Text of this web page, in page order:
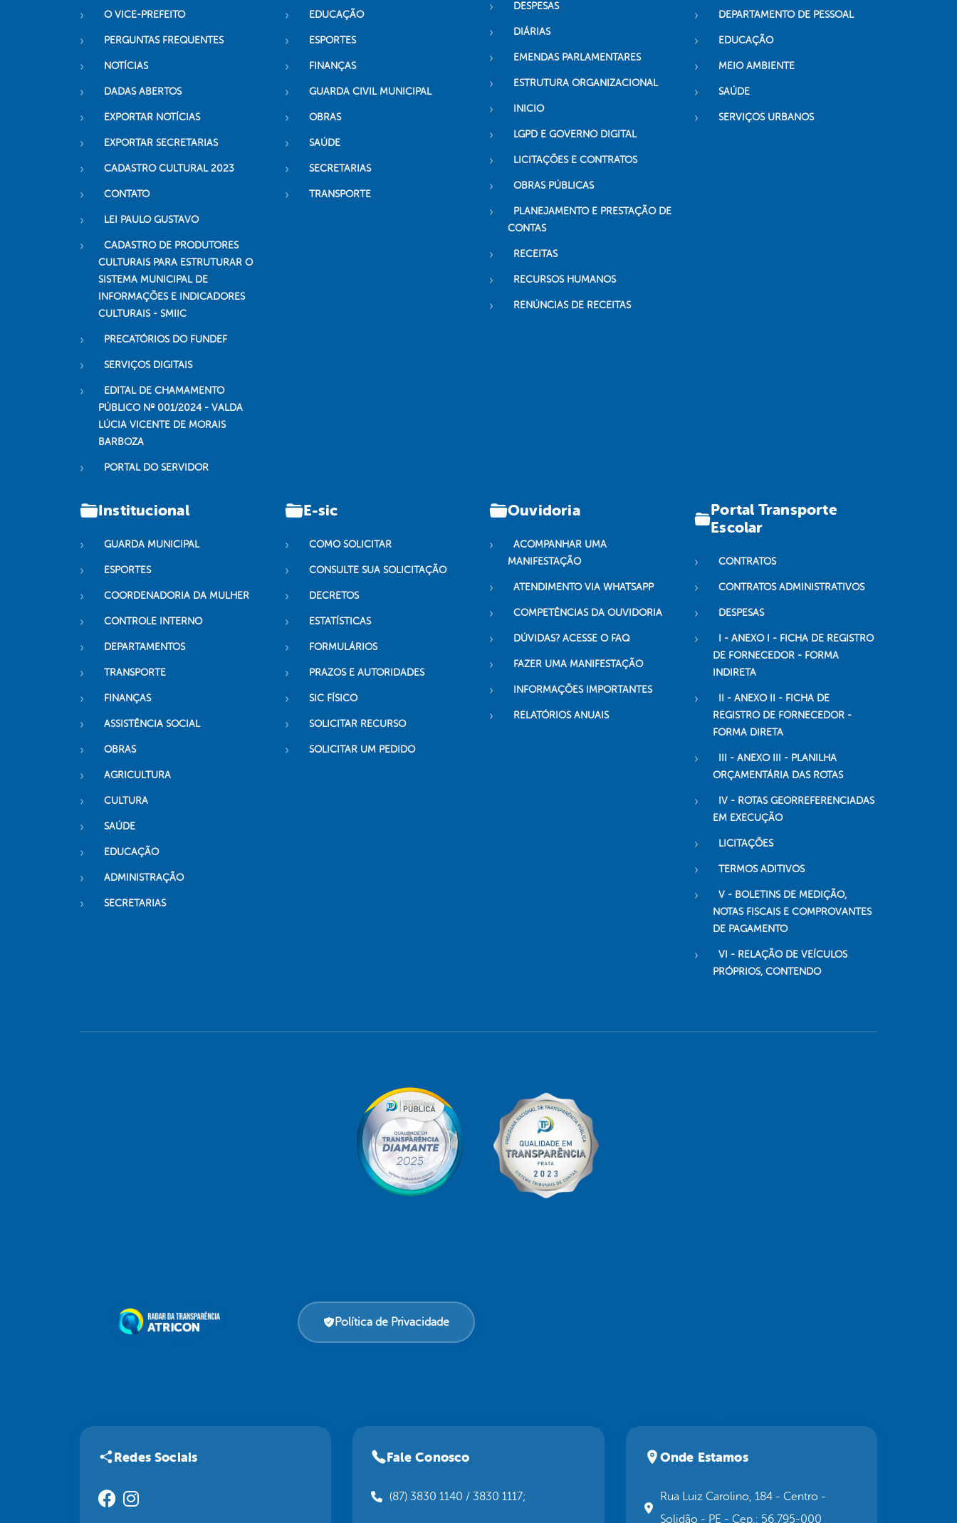
O VICE-PREFEITO
PERGUNTAS FREQUENTES
NOTÍCIAS
DADAS ABERTOS
EXPORTAR NOTÍCIAS
EXPORTAR SECRETARIAS
CADASTRO CULTURAL 2023
CONTATO
LEI PAULO GUSTAVO
CADASTRO DE PRODUTORES
CULTURAIS PARA ESTRUTURAR O
SISTEMA MUNICIPAL DE
INFORMAÇÕES E INDICADORES
CULTURAIS - SMIIC
PRECATÓRIOS DO FUNDEF
SERVIÇOS DIGITAIS
EDITAL DE CHAMAMENTO
PÚBLICO Nº 001/2024 - VALDA
LÚCIA VICENTE DE MORAIS
BARBOZA
PORTAL DO SERVIDOR
EDUCAÇÃO
ESPORTES
FINANÇAS
GUARDA CIVIL MUNICIPAL
OBRAS
SAÚDE
SECRETARIAS
TRANSPORTE
DESPESAS
DIÁRIAS
EMENDAS PARLAMENTARES
ESTRUTURA ORGANIZACIONAL
INICIO
LGPD E GOVERNO DIGITAL
LICITAÇÕES E CONTRATOS
OBRAS PÚBLICAS
PLANEJAMENTO E PRESTAÇÃO DE
CONTAS
RECEITAS
RECURSOS HUMANOS
RENÚNCIAS DE RECEITAS
DEPARTAMENTO DE PESSOAL
EDUCAÇÃO
MEIO AMBIENTE
SAÚDE
SERVIÇOS URBANOS
Institucional
GUARDA MUNICIPAL
ESPORTES
COORDENADORIA DA MULHER
CONTROLE INTERNO
DEPARTAMENTOS
TRANSPORTE
FINANÇAS
ASSISTÊNCIA SOCIAL
OBRAS
AGRICULTURA
CULTURA
SAÚDE
EDUCAÇÃO
ADMINISTRAÇÃO
SECRETARIAS
E-sic
COMO SOLICITAR
CONSULTE SUA SOLICITAÇÃO
DECRETOS
ESTATÍSTICAS
FORMULÁRIOS
PRAZOS E AUTORIDADES
SIC FÍSICO
SOLICITAR RECURSO
SOLICITAR UM PEDIDO
Ouvidoria
ACOMPANHAR UMA
MANIFESTAÇÃO
ATENDIMENTO VIA WHATSAPP
COMPETÊNCIAS DA OUVIDORIA
DÚVIDAS? ACESSE O FAQ
FAZER UMA MANIFESTAÇÃO
INFORMAÇÕES IMPORTANTES
RELATÓRIOS ANUAIS
Portal Transporte
Escolar
CONTRATOS
CONTRATOS ADMINISTRATIVOS
DESPESAS
I - ANEXO I - FICHA DE REGISTRO
DE FORNECEDOR - FORMA
INDIRETA
II - ANEXO II - FICHA DE
REGISTRO DE FORNECEDOR -
FORMA DIRETA
III - ANEXO III - PLANILHA
ORÇAMENTÁRIA DAS ROTAS
IV - ROTAS GEORREFERENCIADAS
EM EXECUÇÃO
LICITAÇÕES
TERMOS ADITIVOS
V - BOLETINS DE MEDIÇÃO,
NOTAS FISCAIS E COMPROVANTES
DE PAGAMENTO
VI - RELAÇÃO DE VEÍCULOS
PRÓPRIOS, CONTENDO
Política de Privacidade
Redes Sociais Fale Conosco
(87) 3830 1140 / 3830 1117;
Onde Estamos
Rua Luiz Carolino, 184 - Centro -
Solidão - PE - Cep.: 56.795-000